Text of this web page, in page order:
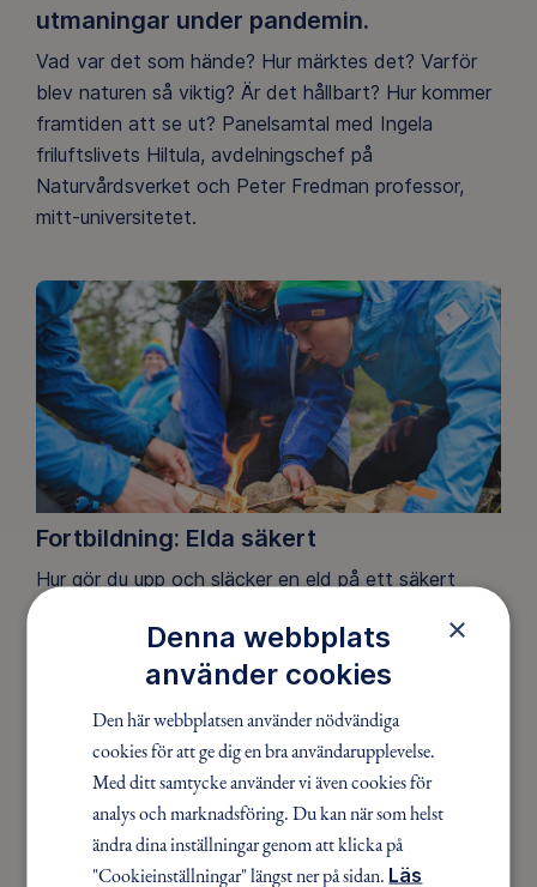
utmaningar under pandemin.
Vad var det som hände? Hur märktes det? Varför
blev naturen så viktig? Är det hållbart? Hur kommer
framtiden att se ut? Panelsamtal med Ingela
friluftslivets Hiltula, avdelningschef på
Naturvårdsverket och Peter Fredman professor,
mitt-universitetet.
Fortbildning: Elda säkert
Hur gör du upp och släcker en eld på ett säkert
hur i en riktigt effektiv fortbildning i miniformat.×
Denna webbplats
använder cookies
Den här webbplatsen använder nödvändiga
cookies för att ge dig en bra användarupplevelse.
Med ditt samtycke använder vi även cookies för
analys och marknadsföring. Du kan när som helst
ändra dina inställningar genom att klicka på
"Cookieinställningar" längst ner på sidan. Läs